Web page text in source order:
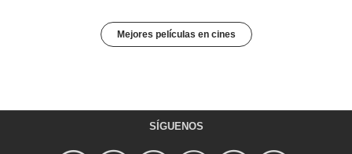
Mejores películas en cines
SÍGUENOS